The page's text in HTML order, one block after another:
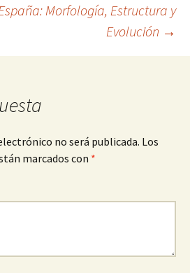
Morfología, Estructura y
Evolución →
no será publicada. Los
marcados con *